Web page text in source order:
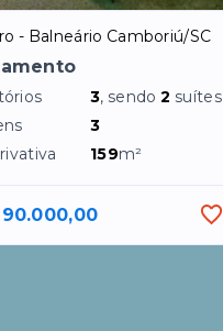
- Balneário Camboriú/SC
3, sendo2 suítes
3
159m²